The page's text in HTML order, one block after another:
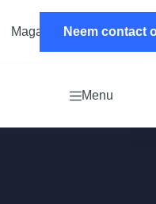
MagazineNeem contact
Menu